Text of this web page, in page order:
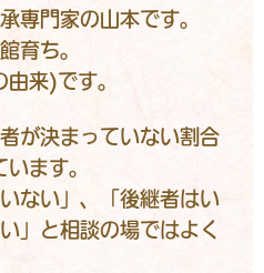
専門家の山本です。
育ち。
来)です。
が決まっていない割合
ます。
ない」、「後継者はい
」と相談の場ではよく